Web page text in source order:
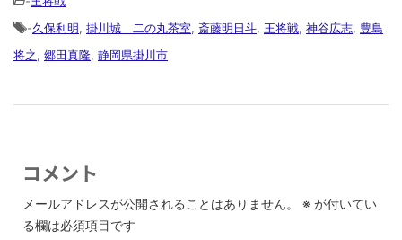
-久保利明, 掛川城 二の丸茶室, 斎藤明日斗, 王将戦, 神谷広志, 豊島
将之, 郷田真隆, 静岡県掛川市
コメント
メールアドレスが公開されることはありません。 ※ が付いてい
る欄は必須項目です